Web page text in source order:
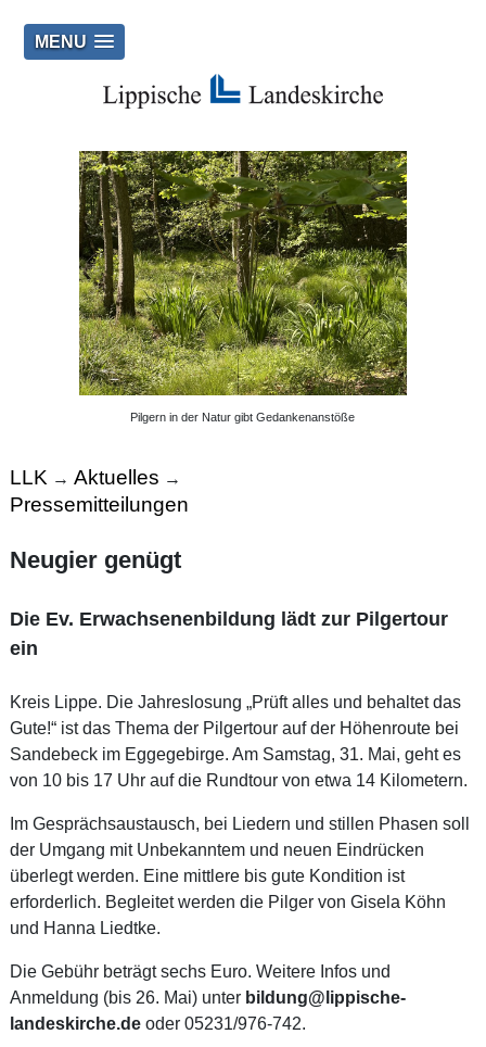
MENU
Pilgern in der Natur gibt Gedankenanstöße
LLK → Aktuelles →
Pressemitteilungen
Neugier genügt
Die Ev. Erwachsenenbildung lädt zur Pilgertour
ein
Kreis Lippe. Die Jahreslosung „Prüft alles und behaltet das
Gute!“ ist das Thema der Pilgertour auf der Höhenroute bei
Sandebeck im Eggegebirge. Am Samstag, 31. Mai, geht es
von 10 bis 17 Uhr auf die Rundtour von etwa 14 Kilometern.
Im Gesprächsaustausch, bei Liedern und stillen Phasen soll
der Umgang mit Unbekanntem und neuen Eindrücken
überlegt werden. Eine mittlere bis gute Kondition ist
erforderlich. Begleitet werden die Pilger von Gisela Köhn
und Hanna Liedtke.
Die Gebühr beträgt sechs Euro. Weitere Infos und
Anmeldung (bis 26. Mai) unter bildung@lippische-
landeskirche.deoder 05231/976-742.